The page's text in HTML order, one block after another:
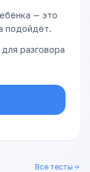
— это
подойдёт.
разговора
Все тесты